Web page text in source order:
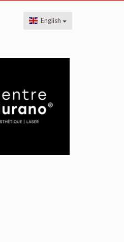
English